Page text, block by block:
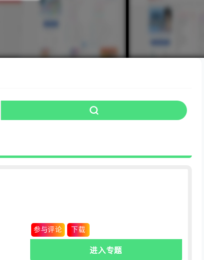
下载
参与评论
进入专题